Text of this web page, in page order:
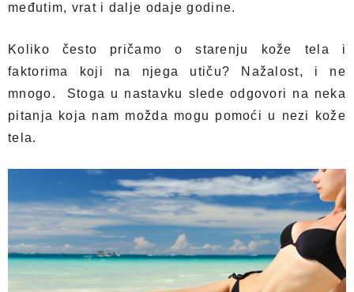
međutim, vrat i dalje odaje godine.
Koliko često pričamo o starenju kože tela i
faktorima koji na njega utiču? Nažalost, i ne
mnogo. Stoga u nastavku slede odgovori na neka
pitanja koja nam možda mogu pomoći u nezi kože
tela.